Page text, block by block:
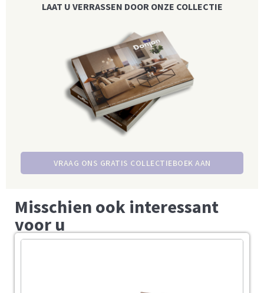
LAAT U VERRASSEN DOOR ONZE COLLECTIE
VRAAG ONS GRATIS COLLECTIEBOEK AAN
Misschien ook interessant
voor u